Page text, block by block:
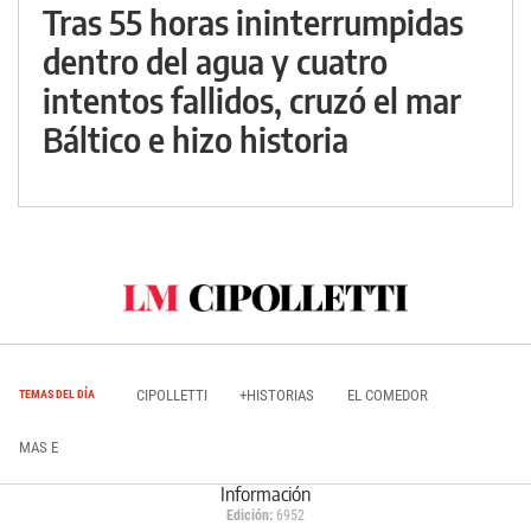
Tras 55 horas ininterrumpidas
dentro del agua y cuatro
intentos fallidos, cruzó el mar
Báltico e hizo historia
TEMAS DEL DÍA CIPOLLETTI +HISTORIAS EL COMEDOR
MAS E
Información
Edición: 6952